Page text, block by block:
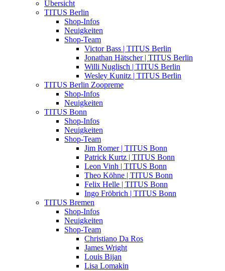
Übersicht
TITUS Berlin
Shop-Infos
Neuigkeiten
Shop-Team
Victor Bass | TITUS Berlin
Jonathan Hätscher | TITUS Berlin
Willi Nuglisch | TITUS Berlin
Wesley Kunitz | TITUS Berlin
TITUS Berlin Zoopreme
Shop-Infos
Neuigkeiten
TITUS Bonn
Shop-Infos
Neuigkeiten
Shop-Team
Jim Romer | TITUS Bonn
Patrick Kurtz | TITUS Bonn
Leon Vinh | TITUS Bonn
Theo Köhne | TITUS Bonn
Felix Helle | TITUS Bonn
Ingo Fröbrich | TITUS Bonn
TITUS Bremen
Shop-Infos
Neuigkeiten
Shop-Team
Christiano Da Ros
James Wright
Louis Bijan
Lisa Lomakin